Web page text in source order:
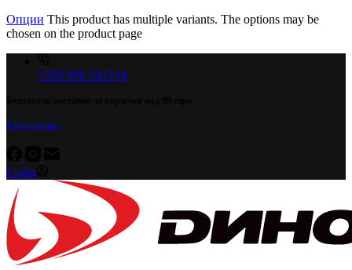
Опции This product has multiple variants. The options may be
chosen on the product page
+359 898 541534
Магазини
Login